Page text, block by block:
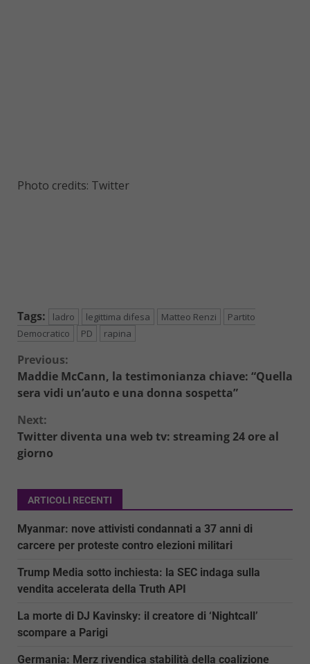
Photo credits: Twitter
Tags: ladro legittima difesa Matteo Renzi
Partito
Democratico
PD rapina
Continue
Reading
Previous:
Maddie McCann, la testimonianza chiave: “Quella
sera vidi un’auto e una donna sospetta”
Next:
Twitter diventa una web tv: streaming 24 ore al
giorno
ARTICOLI RECENTI
Myanmar: nove attivisti condannati a 37 anni di
carcere per proteste contro elezioni militari
Trump Media sotto inchiesta: la SEC indaga sulla
vendita accelerata della Truth API
La morte di DJ Kavinsky: il creatore di ‘Nightcall’
scompare a Parigi
Germania: Merz rivendica stabilità della coalizione